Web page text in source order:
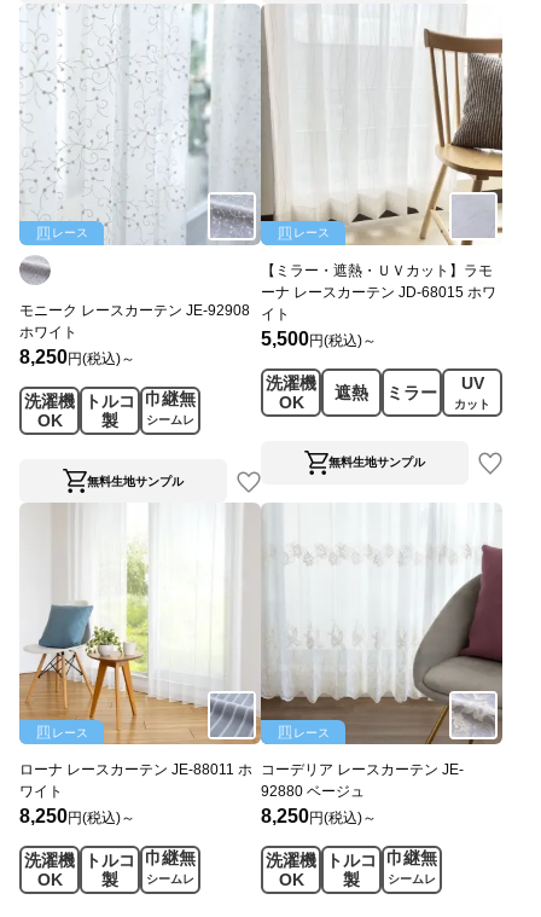
レース
モニーク レースカーテン JE-92908
ホワイト
8,250円(税込)～
洗濯機
OK
トルコ
製
巾継無
シームレ
ス
無料生地サンプル
レース
【ミラー・遮熱・ＵＶカット】ラモ
ーナ レースカーテン JD-68015 ホワ
イト
5,500円(税込)～
洗濯機
OK
遮熱 ミラー UV
カット
無料生地サンプル
レース
ローナ レースカーテン JE-88011 ホ
ワイト
8,250円(税込)～
洗濯機
OK
トルコ
製
巾継無
シームレ
ス
レース
コーデリア レースカーテン JE-
92880 ベージュ
8,250円(税込)～
洗濯機
OK
トルコ
製
巾継無
シームレ
ス